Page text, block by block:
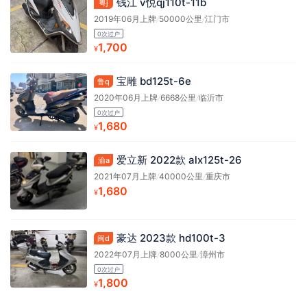
粤j 钱江 v悦qj110t-11b
2019年06月上牌/50000公里/江门市
0次过户
¥1,700
鲁q 宝雕 bd125t-6e
2020年06月上牌/6668公里/临沂市
0次过户
¥1,680
渝a 爱立新 2022款 alx125t-26
2021年07月上牌/40000公里/重庆市
¥1,680
闽d 豪达 2023款 hd100t-3
2022年07月上牌/8000公里/漳州市
0次过户
¥1,800